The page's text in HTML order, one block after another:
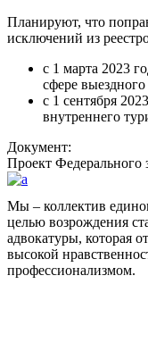
Планируют, что
исключений из
с 1 марта 2023
сфере
с 1 сентября
внутреннего
Документ:
Проект Федерального
Мы – коллектив
целью возрождения
адвокатуры, которая
высокой
профессионализмом.